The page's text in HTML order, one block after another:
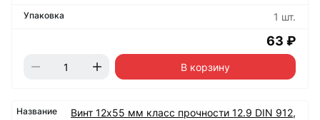
1 шт.
63 ₽
В корзину
Винт 12х55 мм класс прочности 12.9 DIN 912,